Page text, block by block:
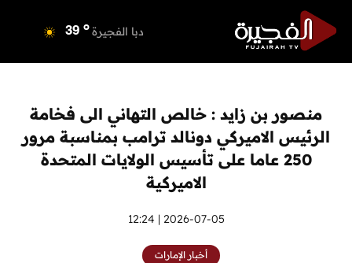
دبا الفجيرة 39 o
أم القيوين 38 o
راس الخيمة 40 o
الفجيرة o
منصور بن زايد : خالص التهاني الى فخامة
الرئيس الاميركي دونالد ترامب بمناسبة مرور
250 عاما على تأسيس الولايات المتحدة
الاميركية
2026-07-05 | 12:24
أخبار الإمارات